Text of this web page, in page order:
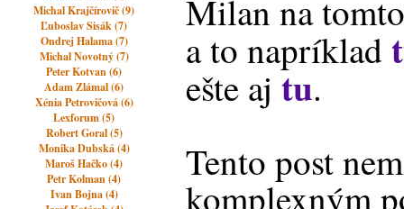
Michal Krajčírovič (9)
Ľuboslav Sisák (7)
Ondrej Halama (7)
Michal Novotný (7)
Peter Kotvan (6)
Adam Zlámal (6)
Xénia Petrovičová (6)
Lexforum (5)
Robert Goral (5)
Monika Dubská (4)
Maroš Hačko (4)
Petr Kolman (4)
Ivan Bojna (4)
Milan na
a to napríklad
ešte ajtu.
Tento post
komplexným